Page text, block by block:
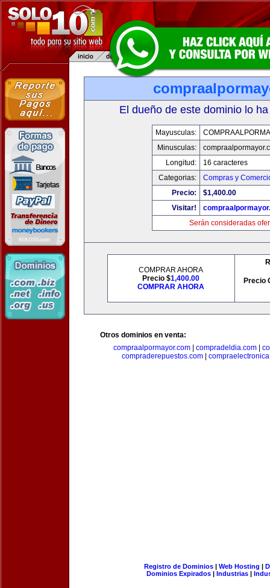
El dueño de este dominio lo
Mayusculas:
Minusculas:
Longitud:
16 caracteres
Categorias:
Compras y
Precio:
$1,400.00
Visitar!
Serán consideradas
COMPRAR AHORA
Precio $1,400.00
COMPRAR AHORA
Precio
Otros dominios en venta:
compraalpormayor.com| compradeldia.com|
compraderepuestos.com|
Registro de Dominios| Web Hosting |
Dominios Expirados | Industrias |